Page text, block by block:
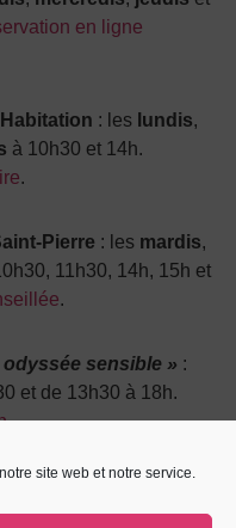
site web et notre service.
en ligne
: les lundis,
à 10h30 et 14h.
.
Pierre : les mardis,
11h30, 14h, 15h et
.
odyssée sensible » :
et de 13h30 à 18h.
.